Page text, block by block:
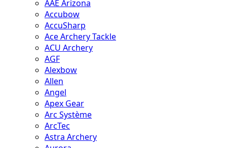
AAE Arizona
Accubow
AccuSharp
Ace Archery Tackle
ACU Archery
AGF
Alexbow
Allen
Angel
Apex Gear
Arc Système
ArcTec
Astra Archery